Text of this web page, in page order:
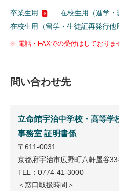
卒業生用
在校生用（進学・
在校生用（留学・生徒証再発行他
※ 電話・FAXでの受付はしておりま
問い合わせ先
立命館宇治中学校・高等学
事務室 証明書係
〒611-0031
京都府宇治市広野町八軒屋谷33
TEL：0774-41-3000
＜窓口取扱時間＞